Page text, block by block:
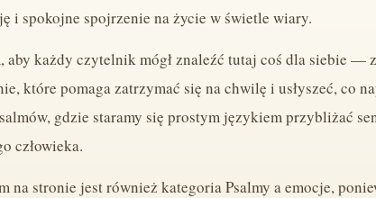
i spokojne spojrzenie na życie w świetle wiary.
aby każdy czytelnik mógł znaleźć tutaj coś dla siebie
które pomaga zatrzymać się na chwilę i usłyszeć, co
gdzie staramy się prostym językiem przybliżać
człowieka.
na stronie jest również kategoria Psalmy a emocje,